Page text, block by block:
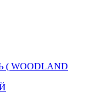
WOODLAND